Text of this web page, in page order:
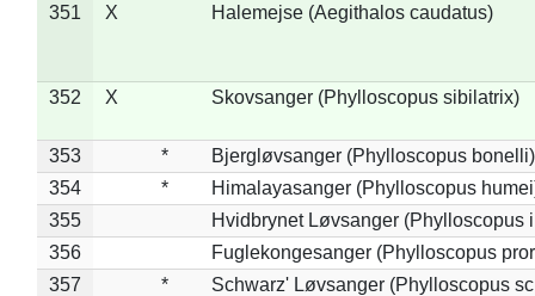
351
X Halemejse (Aegithalos caudatus)
352 X Skovsanger (Phylloscopus sibilatrix)
353 *
Bjergløvsanger (Phylloscopus bonelli)
354
*
Himalayasanger (Phylloscopus
355
Hvidbrynet Løvsanger (Phylloscopus
356
Fuglekongesanger (Phylloscopus
357
*
Schwarz' Løvsanger (Phylloscopus